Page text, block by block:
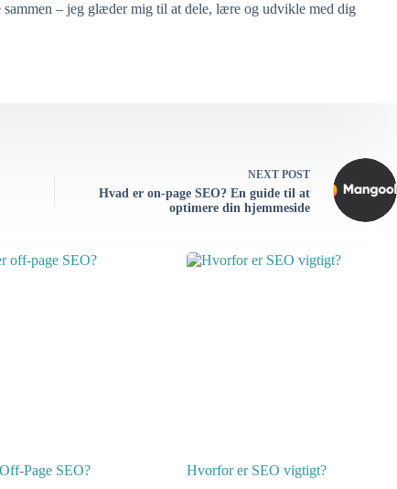
sammen – jeg glæder mig til at dele, lære og udvikle med dig
NEXT POST
Hvad er on-page SEO? En guide til at
optimere din hjemmeside
Page SEO? Hvorfor er SEO vigtigt?